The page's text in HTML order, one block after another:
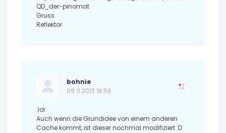
QD_der-pinomat
Gruss
Reflektor
bohnie
09.11.2013 18:58
:lol:
Auch wenn die Grundidee von einem anderen
Cache kommt, ist dieser nochmal modifiziert :D